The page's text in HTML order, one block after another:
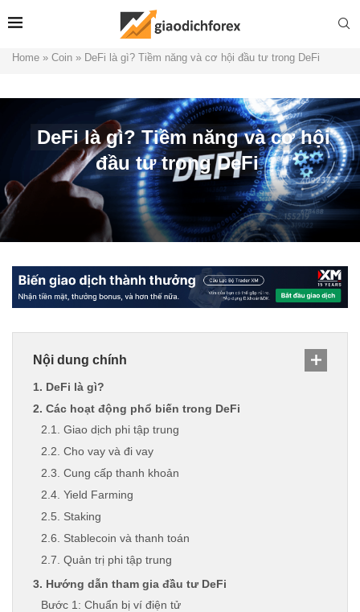
Home » Coin » DeFi là gì? Tiềm năng và cơ hội đầu tư trong DeFi
DeFi là gì? Tiềm năng và cơ hội
đầu tư trong DeFi
Nội dung chính
1. DeFi là gì?
2. Các hoạt động phổ biến trong DeFi
2.1. Giao dịch phi tập trung
2.2. Cho vay và đi vay
2.3. Cung cấp thanh khoản
2.4. Yield Farming
2.5. Staking
2.6. Stablecoin và thanh toán
2.7. Quản trị phi tập trung
3. Hướng dẫn tham gia đầu tư DeFi
Bước 1: Chuẩn bị ví điện tử